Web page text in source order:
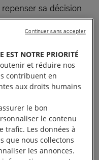
sa décision
la justice. Tandis que
semble indifférente
en toute impunité
plus important
position de
de crimes
signifie que le
de se retirer de la
EST NOTRE PRIORITÉ
et réduire nos
contribuent en
aux droits humains
le bon
le contenu
trafic. Les données à
que nous collectons
les annonces.
Continuer sans accepter